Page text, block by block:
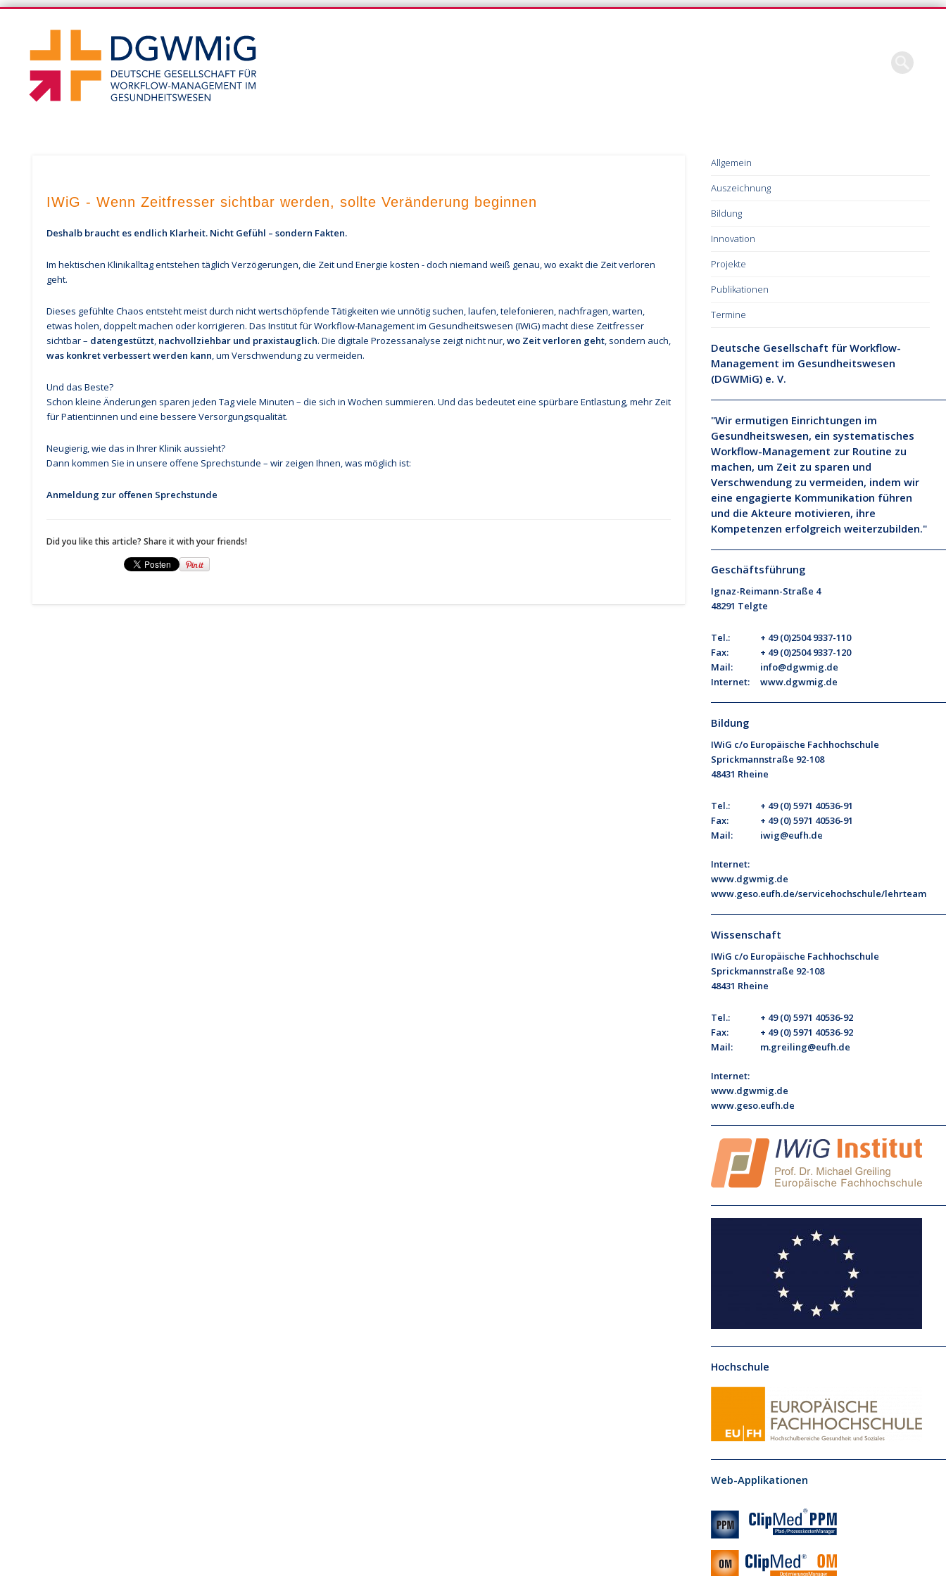
DGWMiG-Blog
IWiG - Wenn Zeitfresser sichtbar werden, sollte Veränderung beginnen
Deshalb braucht es endlich Klarheit. Nicht Gefühl – sondern Fakten.
Im hektischen Klinikalltag entstehen täglich Verzögerungen, die Zeit und Energie kosten - doch niemand weiß genau, wo exakt die Zeit verloren
geht.
Dieses gefühlte Chaos entsteht meist durch nicht wertschöpfende Tätigkeiten wie unnötig suchen, laufen, telefonieren, nachfragen, warten,
etwas holen, doppelt machen oder korrigieren. Das Institut für Workflow-Management im Gesundheitswesen (IWiG) macht diese Zeitfresser
sichtbar – datengestützt, nachvollziehbar und praxistauglich. Die digitale Prozessanalyse zeigt nicht nur,wo Zeit verloren geht, sondern auch,
was konkret verbessert werden kann, um Verschwendung zu vermeiden.
Und das Beste?
Schon kleine Änderungen sparen jeden Tag viele Minuten – die sich in Wochen summieren. Und das bedeutet eine spürbare Entlastung, mehr Zeit
für Patient:innen und eine bessere Versorgungsqualität.
Neugierig, wie das in Ihrer Klinik aussieht?
Dann kommen Sie in unsere offene Sprechstunde – wir zeigen Ihnen, was möglich ist:
Anmeldung zur offenen Sprechstunde
Did you like this article? Share it with your friends!
Allgemein
Auszeichnung
Bildung
Innovation
Projekte
Publikationen
Termine
Deutsche Gesellschaft für Workflow-
Management im Gesundheitswesen
(DGWMiG) e. V.
"Wir ermutigen Einrichtungen im
Gesundheitswesen, ein systematisches
Workflow-Management zur Routine zu
machen, um Zeit zu sparen und
Verschwendung zu vermeiden, indem wir
eine engagierte Kommunikation führen
und die Akteure motivieren, ihre
Kompetenzen erfolgreich weiterzubilden."
Geschäftsführung
Ignaz-Reimann-Straße 4
48291 Telgte
Tel.:
+ 49 (0)2504 9337-110
Fax:
+ 49 (0)2504 9337-120
Mail:
info@dgwmig.de
Internet:
www.dgwmig.de
Bildung
IWiG c/o Europäische Fachhochschule
Sprickmannstraße 92-108
48431 Rheine
Tel.:
+ 49 (0) 5971 40536-91
Fax:
+ 49 (0) 5971 40536-91
Mail:
iwig@eufh.de
Internet:
www.dgwmig.de
www.geso.eufh.de/servicehochschule/lehrteam
Wissenschaft
IWiG c/o Europäische Fachhochschule
Sprickmannstraße 92-108
48431 Rheine
Tel.:
+ 49 (0) 5971 40536-92
Fax:
+ 49 (0) 5971 40536-92
Mail:
m.greiling@eufh.de
Internet:
www.dgwmig.de
www.geso.eufh.de
Hochschule
Web-Applikationen